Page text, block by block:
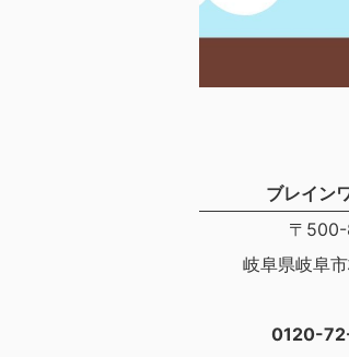
ブレイン
〒500-
岐阜県岐阜
0120-